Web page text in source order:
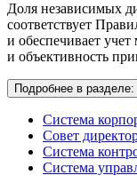
Доля независимых
соответствует
и обеспечивает
и объективность
Подробнее в разделе:
Система
Совет
Система
Система